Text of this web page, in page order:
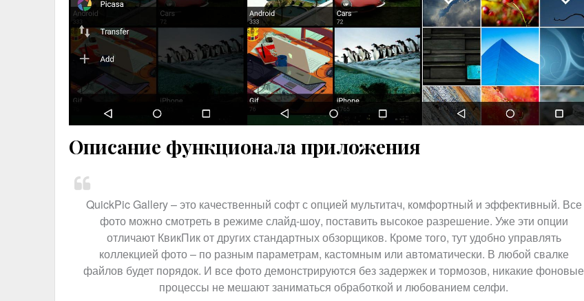
Описание функционала приложения
QuickPic Gallery – это качественный софт с опцией мультитач, комфортный и эффективный. Все
фото можно смотреть в режиме слайд-шоу, поставить высокое разрешение. Уже эти опции
отличают КвикПик от других стандартных обзорщиков. Кроме того, тут удобно управлять
коллекцией фото – по разным параметрам, кастомным или автоматически. В любой свалке
файлов будет порядок. И все фото демонстрируются без задержек и тормозов, никакие фоновые
процессы не мешают заниматься обработкой и любованием селфи.